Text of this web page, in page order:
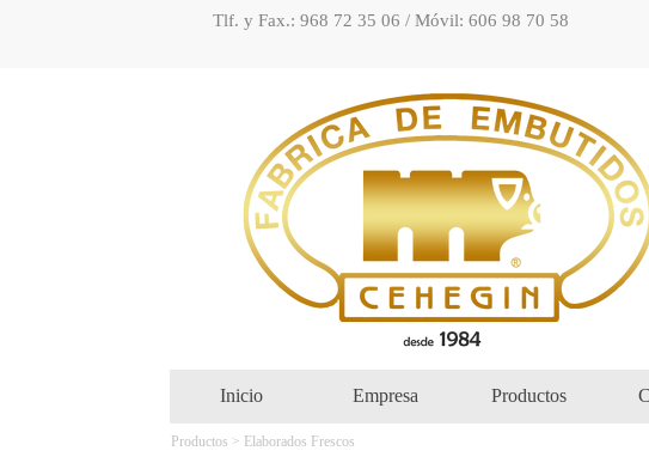
Inicio Empresa Productos
Tlf. y Fax.: 968 72 35 06 / Móvil: 606 98 70 58
Productos > Elaborados Frescos